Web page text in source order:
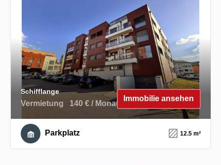
Schifflange
Vermietung 140 € / Monat
Immobilie ansehen
Parkplatz 12.5 m²